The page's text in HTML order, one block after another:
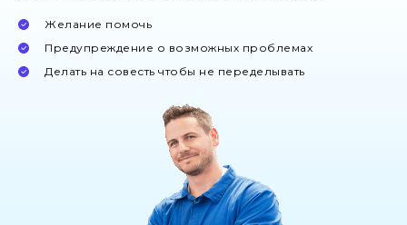
Желание помочь
Предупреждение о возможных проблемах
Делать на совесть чтобы не переделывать